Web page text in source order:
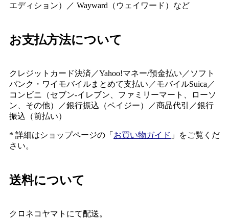
エディション）／ Wayward（ウェイワード）など
お支払方法について
クレジットカード決済／Yahoo!マネー/預金払い／ソフト
バンク・ワイモバイルまとめて支払い／モバイルSuica／
コンビニ（セブン-イレブン、ファミリーマート、ローソ
ン、その他）／銀行振込（ペイジー）／商品代引／銀行
振込（前払い）
* 詳細はショップページの「 お買い物ガイド 」をご覧くだ
さい。
送料について
クロネコヤマトにて配送。